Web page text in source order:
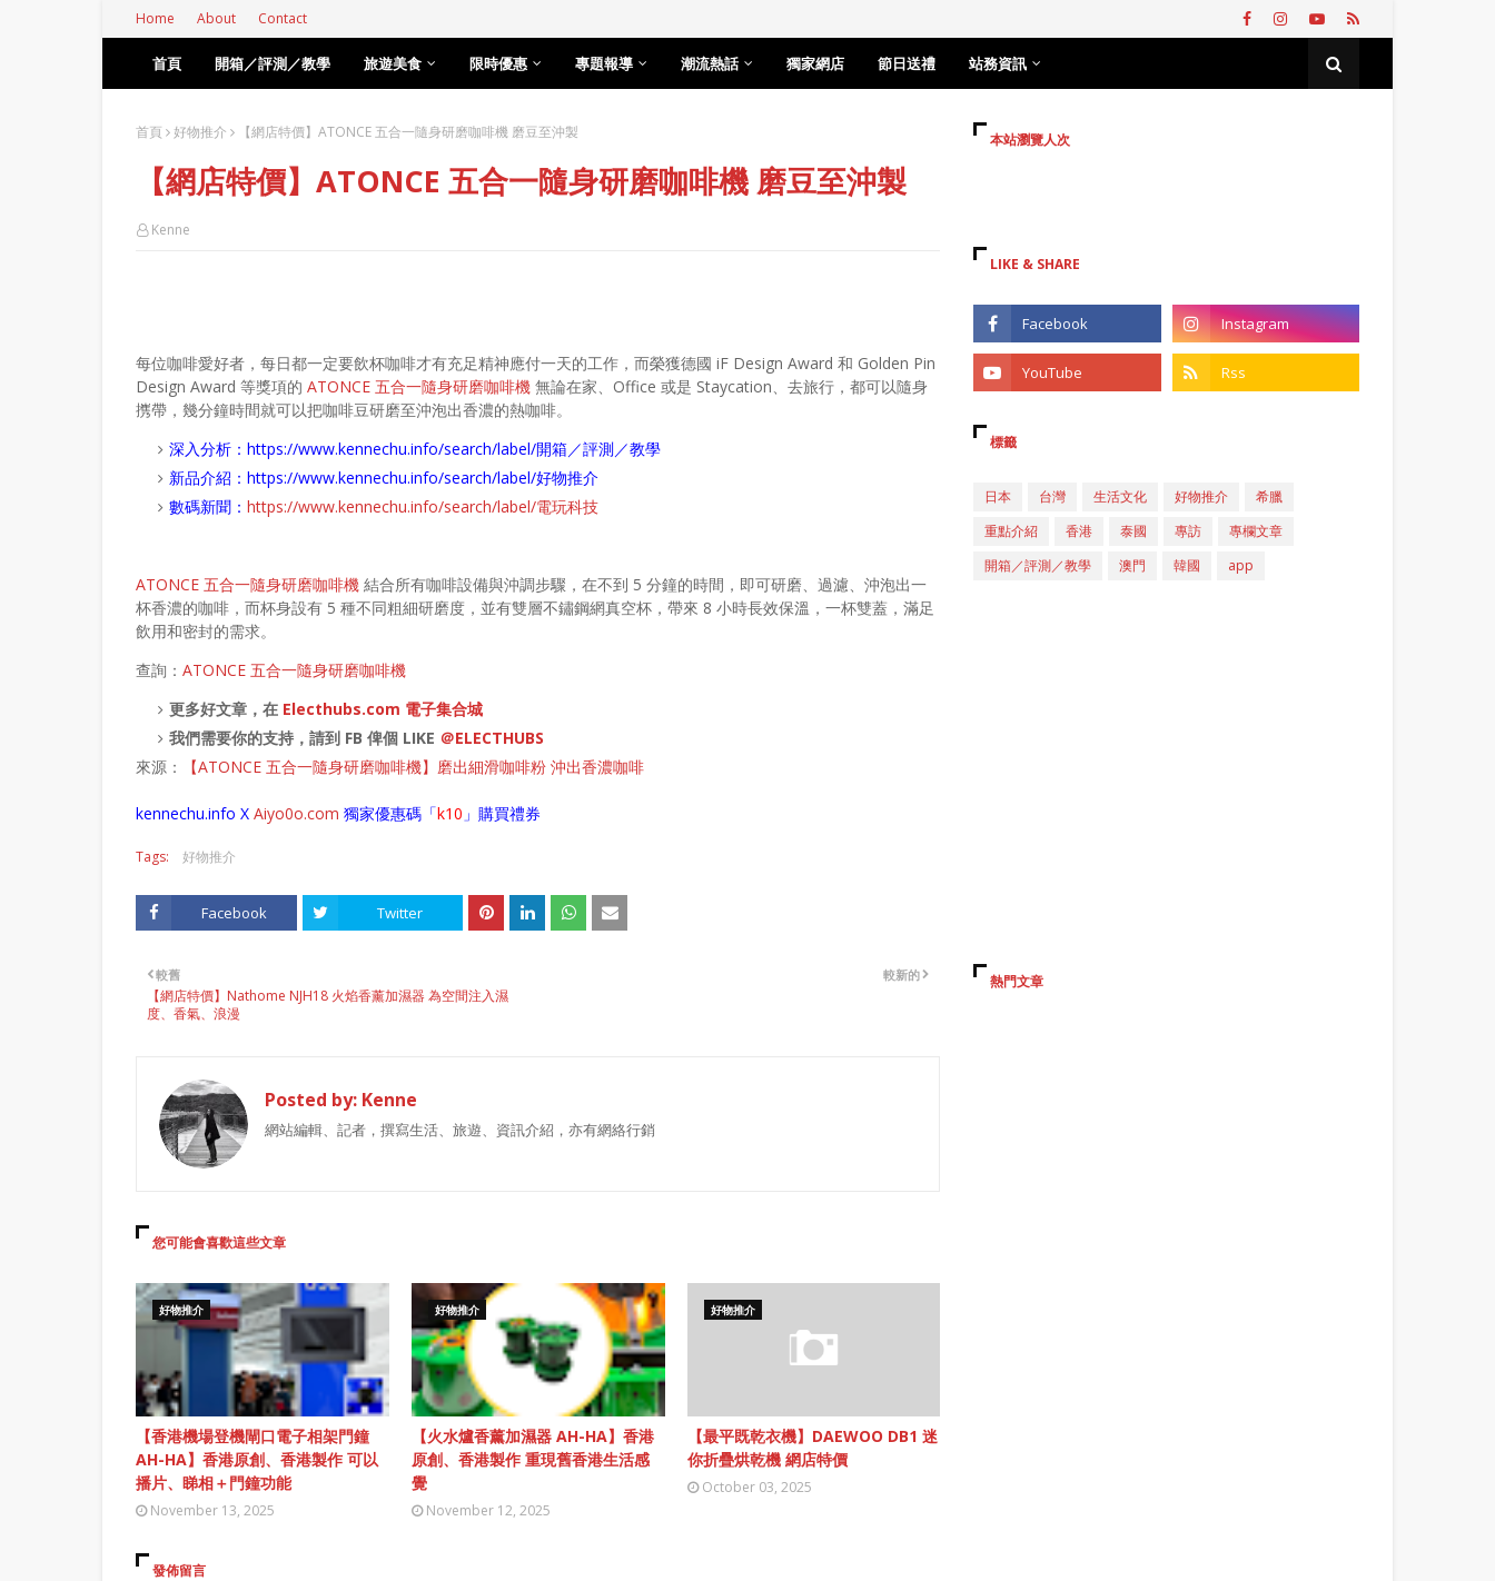
Home About Contact
首頁 開箱／評測／教學 旅遊美食 限時優惠 專題報導 潮流熱話 獨家網店 節日送禮 站務資訊
首頁 好物推介 【網店特價】ATONCE 五合一隨身研磨咖啡機 磨豆至沖製
【網店特價】ATONCE 五合一隨身研磨咖啡機 磨豆至沖製
Kenne
每位咖啡愛好者，每日都一定要飲杯咖啡才有充足精神應付一天的工作，而榮獲德國 iF Design Award 和 Golden Pin
Design Award 等獎項的 ATONCE 五合一隨身研磨咖啡機 無論在家、Office 或是 Staycation、去旅行，都可以隨身
㩗帶，幾分鐘時間就可以把咖啡豆研磨至沖泡出香濃的熱咖啡。
深入分析： https://www.kennechu.info/search/label/開箱／評測／教學
新品介紹： https://www.kennechu.info/search/label/好物推介
數碼新聞： https://www.kennechu.info/search/label/電玩科技
ATONCE 五合一隨身研磨咖啡機 結合所有咖啡設備與沖調步驟，在不到 5 分鐘的時間，即可研磨、過濾、沖泡出一
杯香濃的咖啡，而杯身設有 5 種不同粗細研磨度，並有雙層不鏽鋼網真空杯，帶來 8 小時長效保溫，一杯雙蓋，滿足
飲用和密封的需求。
查詢： ATONCE 五合一隨身研磨咖啡機
更多好文章，在 Electhubs.com 電子集合城
我們需要你的支持，請到 FB 俾個 LIKE ＠ELECTHUBS
來源：
【ATONCE 五合一隨身研磨咖啡機】磨出細滑咖啡粉 沖出香濃咖啡
kennechu.info X Aiyo0o.com 獨家優惠碼「k10 」購買禮券
Tags: 好物推介
Facebook Twitter
較新的
較舊
【網店特價】Nathome NJH18 火焰香薰加濕器 為空間注入濕
度、香氣、浪漫
Posted by: Kenne
網站編輯、記者，撰寫生活、旅遊、資訊介紹，亦有網絡行銷
您可能會喜歡這些文章
好物推介
【香港機場登機閘口電子相架門鐘
AH-HA】香港原創、香港製作 可以
播片、睇相＋門鐘功能
November 13, 2025
好物推介
【火水爐香薰加濕器 AH-HA】香港
原創、香港製作 重現舊香港生活感
覺
November 12, 2025
好物推介
【最平既乾衣機】DAEWOO DB1 迷
你折疊烘乾機 網店特價
October 03, 2025
發佈留言
本站瀏覽人次
LIKE & SHARE
標籤
日本 台灣 生活文化 好物推介
希臘
重點介紹
香港 泰國 專訪
專欄文章
開箱／評測／教學
澳門 韓國 app
熱門文章